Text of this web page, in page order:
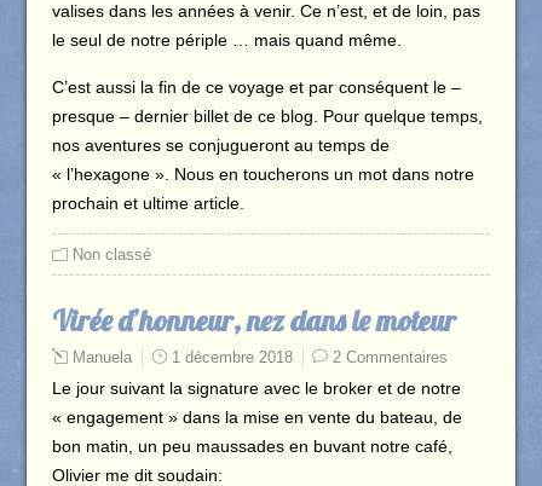
valises dans les années à venir. Ce n’est, et de loin, pas
le seul de notre périple … mais quand même.
C’est aussi la fin de ce voyage et par conséquent le –
presque – dernier billet de ce blog. Pour quelque temps,
nos aventures se conjugueront au temps de
« l’hexagone ». Nous en toucherons un mot dans notre
prochain et ultime article.
Non classé
Virée d’honneur, nez dans le moteur
Manuela 1 décembre 2018 2 Commentaires
Le jour suivant la signature avec le broker et de notre
« engagement » dans la mise en vente du bateau, de
bon matin, un peu maussades en buvant notre café,
Olivier me dit soudain: